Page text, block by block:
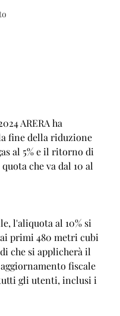
ARERA ha
fine della riduzione
al 5% e il ritorno di
che va dal 10 al
l'aliquota al 10% si
primi 480 metri cubi
che si applicherà il
aggiornamento fiscale
gli utenti, inclusi i